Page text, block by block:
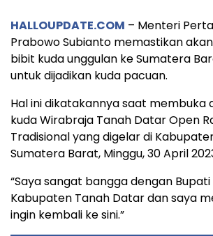
HALLOUPDATE.COM – Menteri
Prabowo Subianto memastikan
bibit kuda unggulan ke Sumatera
untuk dijadikan kuda pacuan.
Hal ini dikatakannya saat membuka
kuda Wirabraja Tanah Datar Open
Tradisional yang digelar di
Sumatera Barat, Minggu, 30 April
“Saya sangat bangga dengan
Kabupaten Tanah Datar dan saya
ingin kembali ke sini.”